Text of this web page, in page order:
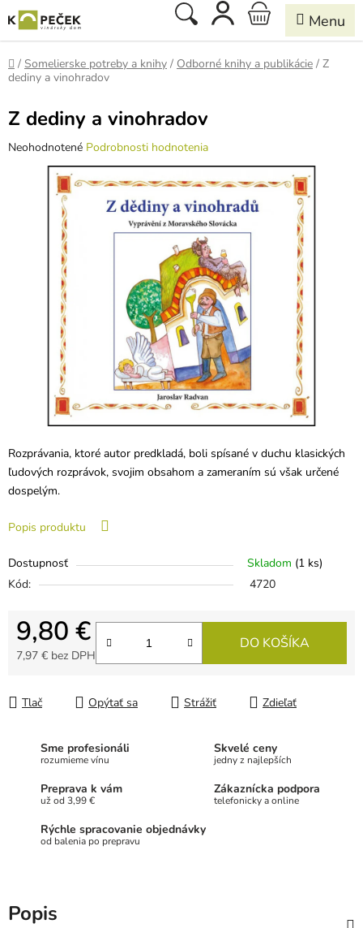
na
obsah
Hľadať
NÁKUPNÝ
KOŠÍK
Domov
/ Somelierske potreby a knihy / Odborné knihy a publikácie / Z
dediny a vinohradov
Rozprávania, ktoré autor predkladá, boli spísané v duchu klasických
ľudových rozprávok, svojim obsahom a zameraním sú však určené
dospelým.
Popis produktu
Dostupnosť Skladom (1 ks)
Kód:
4720
9,80 €
7,97 € bez DPH
DO KOŠÍKA
Tlač Opýtať sa Strážiť Zdieľať
Z dediny a vinohradov
Priemerné
hodnotenie
hviezdičiek.
Neohodnotené Podrobnosti hodnotenia
Sme profesionáli
rozumieme vínu
Skvelé ceny
jedny z najlepších
Preprava k vám
už od 3,99 €
Zákaznícka podpora
telefonicky a online
Rýchle spracovanie objednávky
od balenia po prepravu
Popis